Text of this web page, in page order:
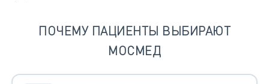
ПОЧЕМУ ПАЦИЕНТЫ ВЫБИРАЮТ
МОСМЕД